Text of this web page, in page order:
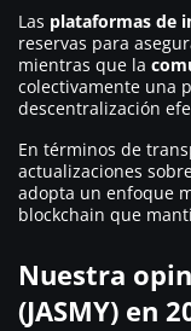
Las plataformas de
reservas para
mientras que la
colectivamente una
descentralización
En términos de
actualizaciones
adopta un enfoque
blockchain que
Nuestra
(JASMY) en